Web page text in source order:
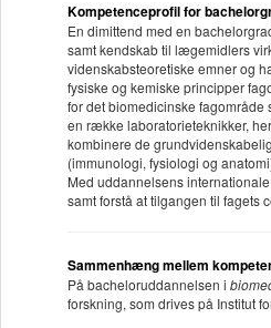
Kompetenceprofil for
En dimittend med en
samt kendskab til lægemidlers
videnskabsteoretiske emner og
fysiske og kemiske principper
for det biomedicinske
en række laboratorieteknikker,
kombinere de
(immunologi, fysiologi og
Med uddannelsens
samt forstå at tilgangen til
Sammenhæng mellem
På bacheloruddannelsen i
forskning, som drives på Institut